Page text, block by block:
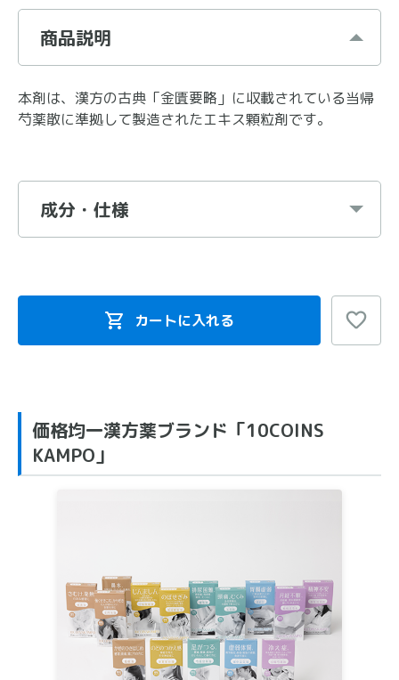
商品説明
本剤は、漢方の古典「金匱要略」に収載されている当帰
芍薬散に準拠して製造されたエキス顆粒剤です。
成分・仕様
カートに入れる
価格均一漢方薬ブランド「10COINS
KAMPO」